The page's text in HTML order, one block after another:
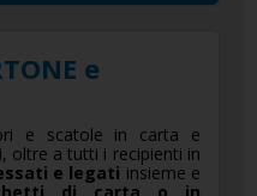
e
e scatole in carta e
oltre a tutti i recipienti in
e legati insieme e